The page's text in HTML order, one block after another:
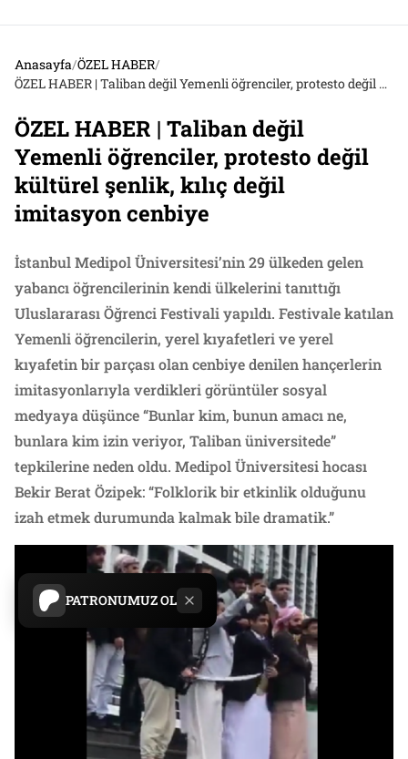
PATRONUMUZ OL
Anasayfa/ÖZEL HABER/
ÖZEL HABER | Taliban değil Yemenli öğrenciler, protesto değil kültürel şenlik, kılıç değil imitasyon cenbiye
ÖZEL HABER | Taliban değil
Yemenli öğrenciler, protesto değil
kültürel şenlik, kılıç değil
imitasyon cenbiye
İstanbul Medipol Üniversitesi’nin 29 ülkeden gelen
yabancı öğrencilerinin kendi ülkelerini tanıttığı
Uluslararası Öğrenci Festivali yapıldı. Festivale katılan
Yemenli öğrencilerin, yerel kıyafetleri ve yerel
kıyafetin bir parçası olan cenbiye denilen hançerlerin
imitasyonlarıyla verdikleri görüntüler sosyal
medyaya düşünce “Bunlar kim, bunun amacı ne,
bunlara kim izin veriyor, Taliban üniversitede”
tepkilerine neden oldu. Medipol Üniversitesi hocası
Bekir Berat Özipek: “Folklorik bir etkinlik olduğunu
izah etmek durumunda kalmak bile dramatik.”